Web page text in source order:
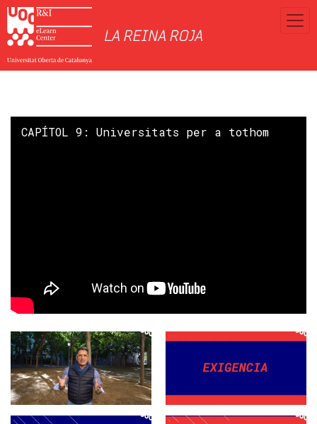
CAPÍTOL 9: Universitats per a tothom